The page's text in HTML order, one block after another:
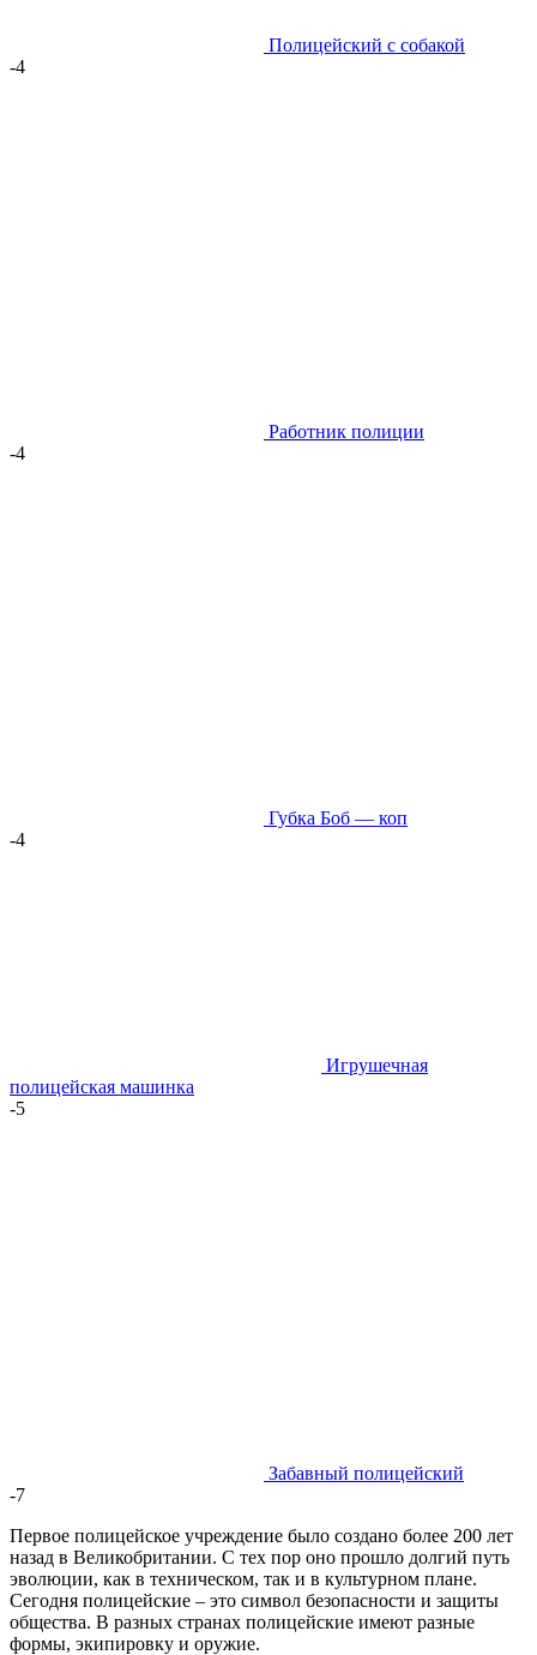
Полицейский с собакой
-4
Работник полиции
-4
Губка Боб — коп
-4
Игрушечная
полицейская машинка
-5
Забавный полицейский
-7
Первое полицейское учреждение было создано более 200 лет
назад в Великобритании. С тех пор оно прошло долгий путь
эволюции, как в техническом, так и в культурном плане.
Сегодня полицейские – это символ безопасности и защиты
общества. В разных странах полицейские имеют разные
формы, экипировку и оружие.